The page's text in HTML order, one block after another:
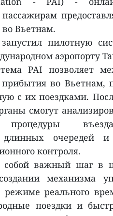
во Вьетнам.
пилотную
аэропорту
PAI позволяет
во Вьетнам,
с их поездками.
смогут
процедуры
очередей и
контроля.
собой важный шаг в
механизма
реального
поездки и